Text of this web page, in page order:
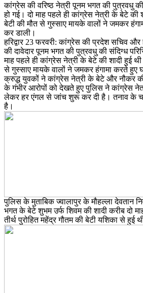
कांग्रेस की वरिष्ठ नेत्री पूनम भगत की पुत्रवधु की
हो गई। दो माह पहले ही कांग्रेस नेत्री के बेटे की
बेटी की मौत से गुस्साए मायके वालों ने जमकर
कर डाली।
हरिद्वार 23 फरवरी: कांग्रेस की प्रदेश सचिव और
की दावेदार पूनम भगत की पुत्रवधु की संदिग्ध
माह पहले ही कांग्रेस नेत्री के बेटे की शादी हुई
से गुस्साए मायके वालों ने जमकर हंगामा करते हुए
क्रुद्ध युवकों ने कांग्रेस नेत्री के बेटे और नौकर की
के गंभीर आरोपों को देखते हुए पुलिस ने कांग्रेस
लेकर हर एंगल से जांच शुरू कर दी है। तनाव के
है।
पुलिस के मुताबिक ज्वालापुर के मौहल्ला देवतान
भगत के बेटे शुभम उर्फ शिवम की शादी करीब दो
तीर्थ पुरोहित महेंद्र गौतम की बेटी यशिका से हुई